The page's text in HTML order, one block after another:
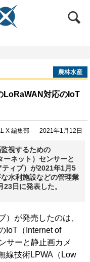
農林水産
LoRaWAN対応のIoT
X 編集部 2021年1月12日
視するための
ネット）センサーと
ィブ）が2021年1月5
水利施設などの管理業
日に発表した。
が発売したのは、
IoT（Internet of
サーと静止画カメ
線技術LPWA（Low